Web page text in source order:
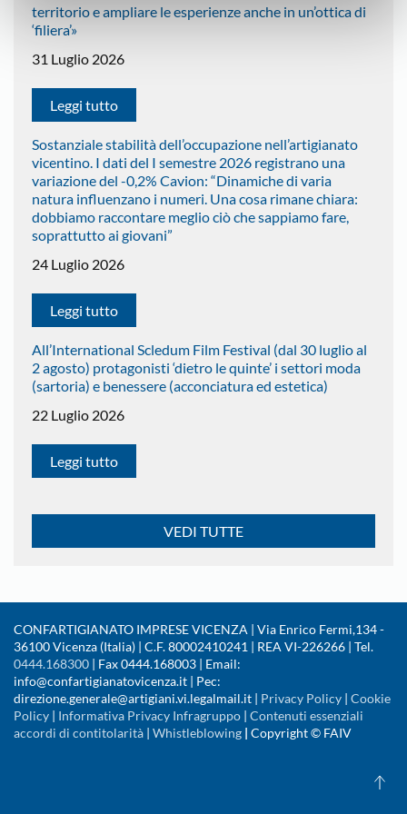
territorio e ampliare le esperienze anche in un’ottica di
‘filiera’»
31 Luglio 2026
Leggi tutto
Sostanziale stabilità dell’occupazione nell’artigianato
vicentino. I dati del I semestre 2026 registrano una
variazione del -0,2% Cavion: “Dinamiche di varia
natura influenzano i numeri. Una cosa rimane chiara:
dobbiamo raccontare meglio ciò che sappiamo fare,
soprattutto ai giovani”
24 Luglio 2026
Leggi tutto
All’International Scledum Film Festival (dal 30 luglio al
2 agosto) protagonisti ‘dietro le quinte’ i settori moda
(sartoria) e benessere (acconciatura ed estetica)
22 Luglio 2026
Leggi tutto
VEDI TUTTE
CONFARTIGIANATO IMPRESE VICENZA | Via Enrico Fermi,134 -
36100 Vicenza (Italia) | C.F. 80002410241 | REA VI-226266 | Tel.
0444.168300 | Fax 0444.168003 | Email:
info@confartigianatovicenza.it | Pec:
direzione.generale@artigiani.vi.legalmail.it | Privacy Policy | Cookie
Policy | Informativa Privacy Infragruppo | Contenuti essenziali
accordi di contitolarità | Whistleblowing | Copyright © FAIV